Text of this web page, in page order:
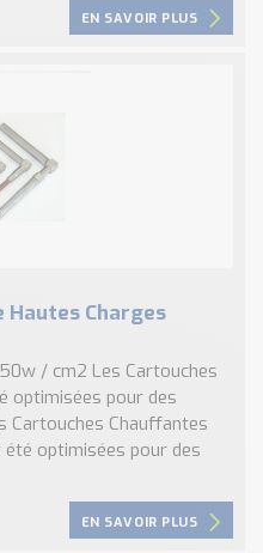
EN SAVOIR PLUS
Hautes Charges
/ cm2 Les Cartouches
optimisées pour des
Cartouches Chauffantes
été optimisées pour des
EN SAVOIR PLUS